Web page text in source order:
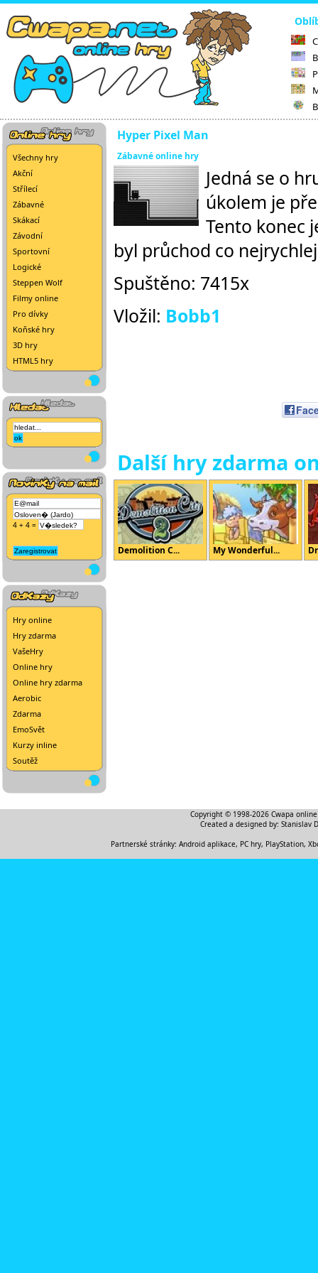
Všechny hry
Akční
Střílecí
Zábavné
Skákací
Závodní
Sportovní
Logické
Steppen Wolf
Filmy online
Pro dívky
Koňské hry
3D hry
HTML5 hry
4 + 4 =
Hry online
Hry zdarma
VašeHry
Online hry
Online hry zdarma
Aerobic
Zdarma
EmoSvět
Kurzy inline
Soutěž
Hyper Pixel Man
Zábavné online hry
Jedná se o
úkolem je
Tento konec
byl průchod co
Spuštěno: 7415x
Vložil: Bobb1
Další hry zdarma
Demolition C... My Wonderful...
Copyright © 1998-2026 Cwapa
Created a designed by: Stanislav
Partnerské stránky: Android aplikace, PC hry, PlayStation,